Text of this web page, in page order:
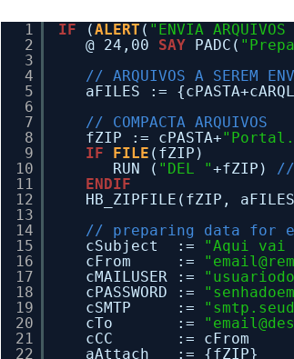
1
2
3
4
5
6
7
8
9
10
11
12
13
14
15
16
17
18
19
20
21
22
IF (ALERT ( "ENVIA ARQUIVOS
@ 24,00 SAY PADC(
// ARQUIVOS A SEREM
aFILES :=
// COMPACTA ARQUIVOS
fZIP := cPASTA+
IF
FILE (fZIP)
RUN ( "DEL "+fZIP) //
ENDIF
HB_ZIPFILE(fZIP,
// preparing data for
cSubject  := "Aqui vai
cFrom     :=
cMAILUSER :=
cPASSWORD :=
cSMTP     :=
cTo       :=
cCC
aAttach